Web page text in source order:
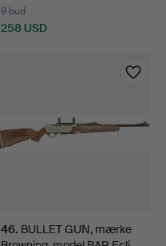
9 bud
258 USD
46. BULLET GUN, mærke